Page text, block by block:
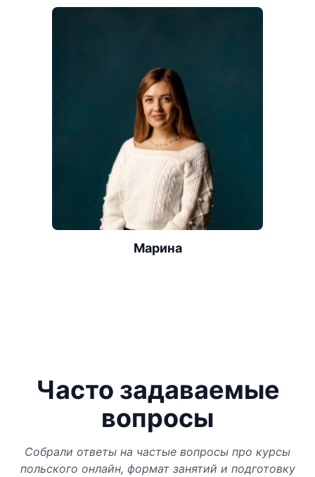
Марина
Часто задаваемые
вопросы
Собрали ответы на частые вопросы про курсы
польского онлайн, формат занятий и подготовку